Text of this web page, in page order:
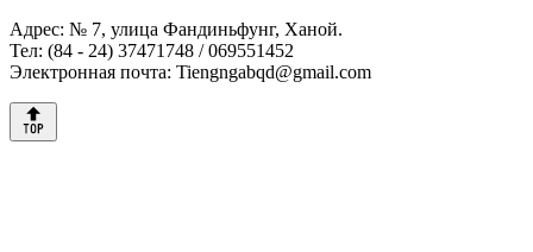
Адрес: № 7, улица Фандиньфунг, Ханой.
Тел: (84 - 24) 37471748 / 069551452
Электронная почта: Tiengngabqd@gmail.com